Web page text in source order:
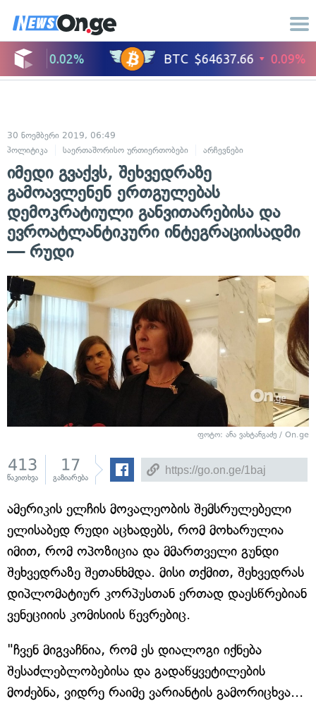
30 ნოემბერი 2019, 06:49
პოლიტიკა
საერთაშორისო ურთიერთობები არჩევნები
იმედი გვაქვს, შეხვედრაზე
გამოავლენენ ერთგულებას
დემოკრატიული განვითარებისა და
ევროატლანტიკური ინტეგრაციისადმი
— რუდი
ფოტო: ანა ვახტანგაძე / On.ge
413
წაკითხვა
17
გაზიარება
ამერიკის ელჩის მოვალეობის შემსრულებელი
ელისაბედ რუდი აცხადებს, რომ მოხარულია
იმით, რომ ოპოზიცია და მმართველი გუნდი
შეხვედრაზე შეთანხმდა. მისი თქმით, შეხვედრას
დიპლომატიურ კორპუსთან ერთად დაესწრებიან
ვენეციიის კომისიის წევრებიც.
"ჩვენ მიგვაჩნია, რომ ეს დიალოგი იქნება
შესაძლებლობებისა და გადაწყვეტილების
მოძებნა, ვიდრე რაიმე ვარიანტის გამორიცხვა...